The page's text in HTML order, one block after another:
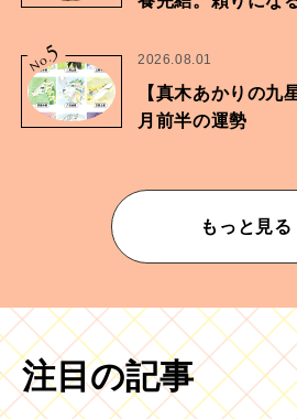
No.
5 2026.08.01
【真木あかりの九
月前半の運勢
もっと見る
注目の記事